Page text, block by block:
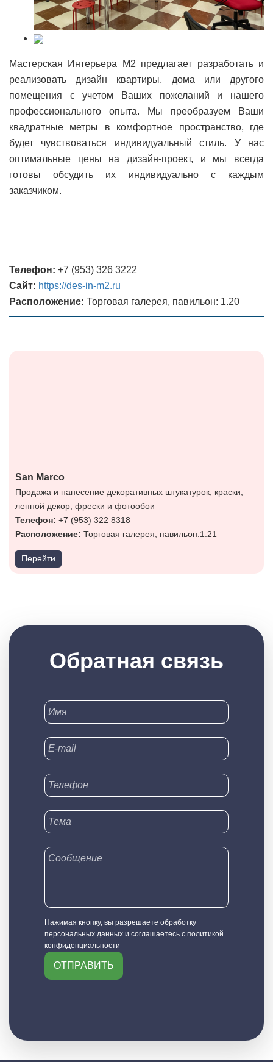
Мастерская Интерьера М2 предлагает разработать и
реализовать дизайн квартиры, дома или другого
помещения с учетом Ваших пожеланий и нашего
профессионального опыта. Мы преобразуем Ваши
квадратные метры в комфортное пространство, где
будет чувствоваться индивидуальный стиль. У нас
оптимальные цены на дизайн-проект, и мы всегда
готовы обсудить их индивидуально с каждым
заказчиком.
Телефон: +7 (953) 326 3222
Сайт: https://des-in-m2.ru
Расположение: Торговая галерея, павильон: 1.20
San Marco
Продажа и нанесение декоративных штукатурок, краски,
лепной декор, фрески и фотообои
Телефон: +7 (953) 322 8318
Расположение: Торговая галерея, павильон:1.21
Перейти
Обратная связь
Нажимая кнопку, вы разрешаете обработку
персональных данных и соглашаетесь с политикой
конфиденциальности
ОТПРАВИТЬ